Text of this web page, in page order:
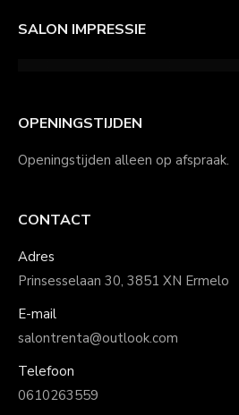
SALON IMPRESSIE
OPENINGSTIJDEN
Openingstijden alleen op afspraak.
CONTACT
Adres
Prinsesselaan 30, 3851 XN Ermelo
E-mail
salontrenta@outlook.com
Telefoon
0610263559